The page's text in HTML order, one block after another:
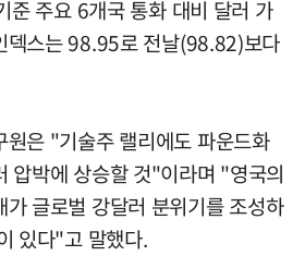
준 주요 6개국 통화 대비 달러 가
덱스는 98.95로 전날(98.82)보다
원은 "기술주 랠리에도 파운드화
압박에 상승할 것"이라며 "영국의
글로벌 강달러 분위기를 조성하
있다"고 말했다.